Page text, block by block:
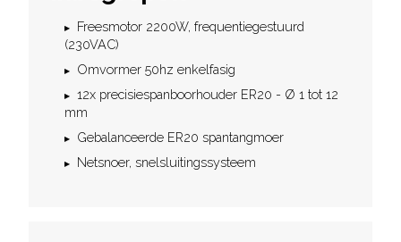
Freesmotor 2200W, frequentiegestuurd
(230VAC)
Omvormer 50hz enkelfasig
12x precisiespanboorhouder ER20 - Ø 1 tot 12
mm
Gebalanceerde ER20 spantangmoer
Netsnoer, snelsluitingssysteem